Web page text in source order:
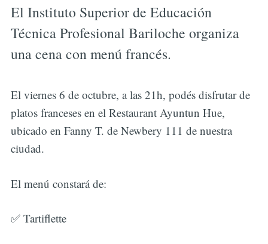
El Instituto Superior de Educación
Técnica Profesional Bariloche organiza
una cena con menú francés.
El viernes 6 de octubre, a las 21h, podés disfrutar de
platos franceses en el Restaurant Ayuntun Hue,
ubicado en Fanny T. de Newbery 111 de nuestra
ciudad.
El menú constará de:
✅ Tartiflette